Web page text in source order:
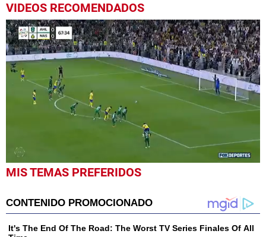
VIDEOS RECOMENDADOS
0
seconds
minute,
10
seconds
MIS TEMAS PREFERIDOS